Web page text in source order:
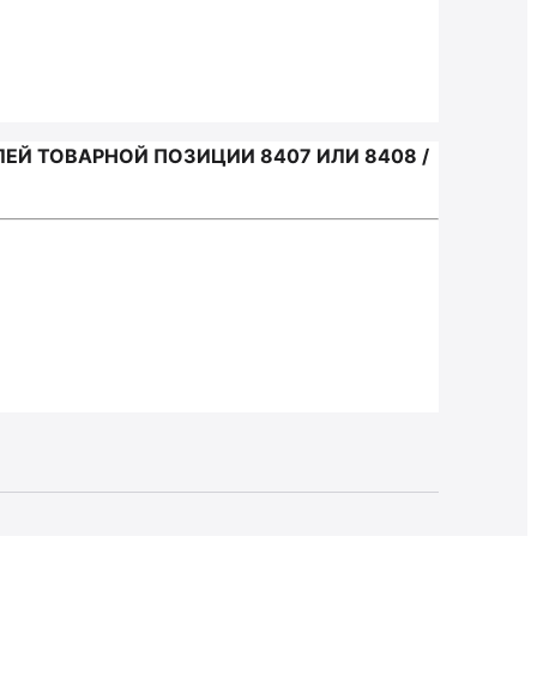
ТОВАРНОЙ ПОЗИЦИИ 8407 ИЛИ 8408 /